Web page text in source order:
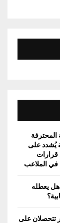
المحترفة
يُشدد على
قرارات
في الملاعب
هل يعطله
تتحصلان على